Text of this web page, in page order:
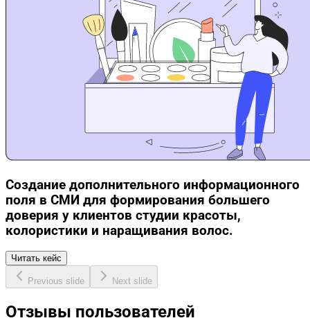
Создание дополнительного информационного
поля в СМИ для формирования большего
доверия у клиентов студии красоты,
колористики и наращивания волос.
Читать кейс
Previous slide Next slide
Отзывы пользователей